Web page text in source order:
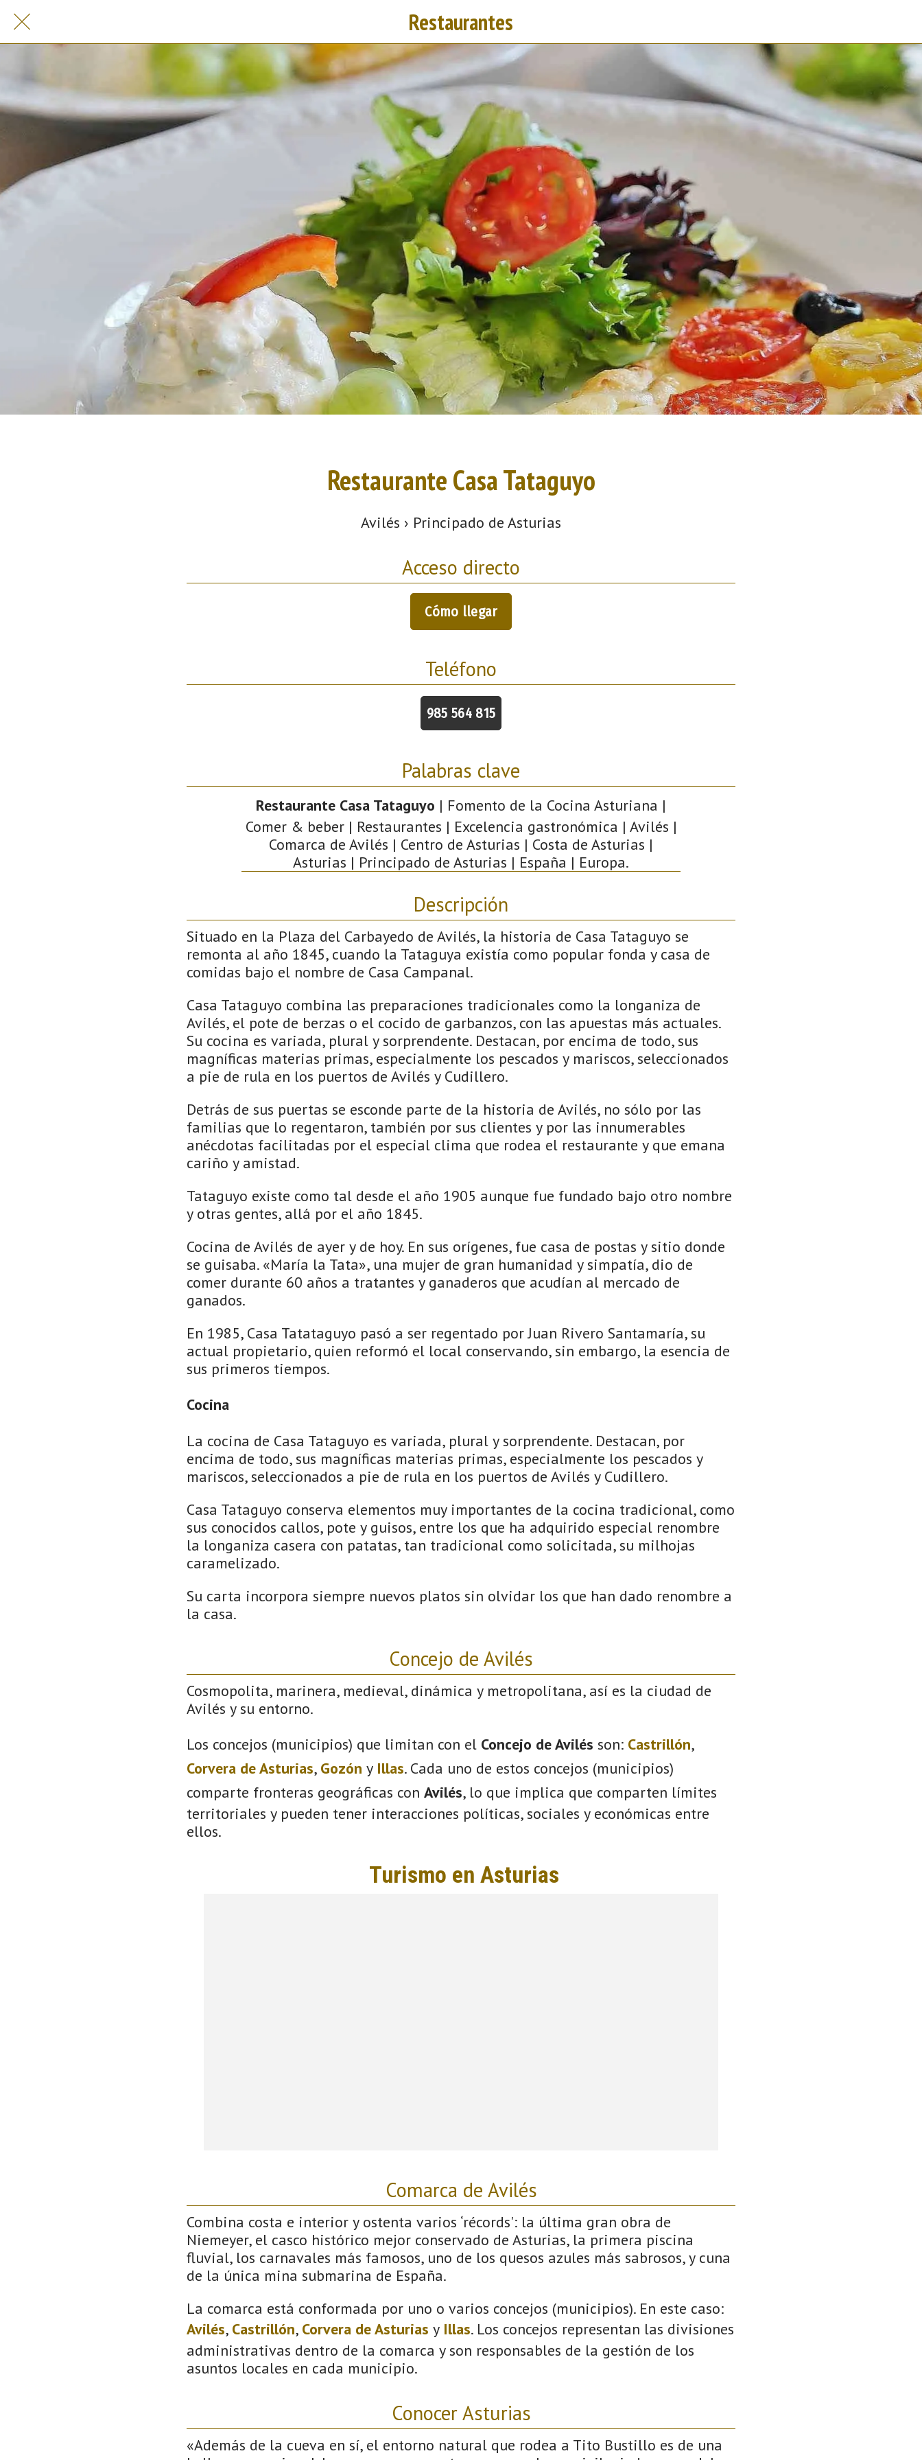
Restaurantes
Restaurante Casa Tataguyo
Avilés › Principado de Asturias
Acceso directo
Cómo llegar
Teléfono
985 564 815
Palabras clave
Restaurante Casa Tataguyo | Fomento de la Cocina Asturiana |
Comer & beber | Restaurantes | Excelencia gastronómica | Avilés |
Comarca de Avilés | Centro de Asturias | Costa de Asturias |
Asturias | Principado de Asturias | España | Europa.
Descripción
Situado en la Plaza del Carbayedo de Avilés, la historia de Casa Tataguyo se
remonta al año 1845, cuando la Tataguya existía como popular fonda y casa de
comidas bajo el nombre de Casa Campanal.
Casa Tataguyo combina las preparaciones tradicionales como la longaniza de
Avilés, el pote de berzas o el cocido de garbanzos, con las apuestas más actuales.
Su cocina es variada, plural y sorprendente. Destacan, por encima de todo, sus
magníficas materias primas, especialmente los pescados y mariscos, seleccionados
a pie de rula en los puertos de Avilés y Cudillero.
Detrás de sus puertas se esconde parte de la historia de Avilés, no sólo por las
familias que lo regentaron, también por sus clientes y por las innumerables
anécdotas facilitadas por el especial clima que rodea el restaurante y que emana
cariño y amistad.
Tataguyo existe como tal desde el año 1905 aunque fue fundado bajo otro nombre
y otras gentes, allá por el año 1845.
Cocina de Avilés de ayer y de hoy. En sus orígenes, fue casa de postas y sitio donde
se guisaba. «María la Tata», una mujer de gran humanidad y simpatía, dio de
comer durante 60 años a tratantes y ganaderos que acudían al mercado de
ganados.
En 1985, Casa Tatataguyo pasó a ser regentado por Juan Rivero Santamaría, su
actual propietario, quien reformó el local conservando, sin embargo, la esencia de
sus primeros tiempos.
Cocina
La cocina de Casa Tataguyo es variada, plural y sorprendente. Destacan, por
encima de todo, sus magníficas materias primas, especialmente los pescados y
mariscos, seleccionados a pie de rula en los puertos de Avilés y Cudillero.
Casa Tataguyo conserva elementos muy importantes de la cocina tradicional, como
sus conocidos callos, pote y guisos, entre los que ha adquirido especial renombre
la longaniza casera con patatas, tan tradicional como solicitada, su milhojas
caramelizado.
Su carta incorpora siempre nuevos platos sin olvidar los que han dado renombre a
la casa.
Concejo de Avilés
Cosmopolita, marinera, medieval, dinámica y metropolitana, así es la ciudad de
Avilés y su entorno.
Los concejos (municipios) que limitan con el Concejo de Avilés son: Castrillón,
Corvera de Asturias, Gozón y Illas. Cada uno de estos concejos (municipios)
comparte fronteras geográficas con Avilés, lo que implica que comparten límites
territoriales y pueden tener interacciones políticas, sociales y económicas entre
ellos.
Comarca de Avilés
Combina costa e interior y ostenta varios ‘récords': la última gran obra de
Niemeyer, el casco histórico mejor conservado de Asturias, la primera piscina
fluvial, los carnavales más famosos, uno de los quesos azules más sabrosos, y cuna
de la única mina submarina de España.
La comarca está conformada por uno o varios concejos (municipios). En este caso:
Avilés, Castrillón, Corvera de Asturias y Illas. Los concejos representan las divisiones
administrativas dentro de la comarca y son responsables de la gestión de los
asuntos locales en cada municipio.
Conocer Asturias
«Además de la cueva en sí, el entorno natural que rodea a Tito Bustillo es de una